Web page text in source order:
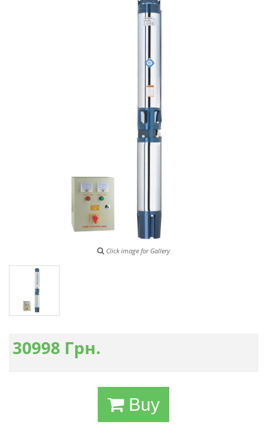
Click image for Gallery
30998 Грн.
Buy